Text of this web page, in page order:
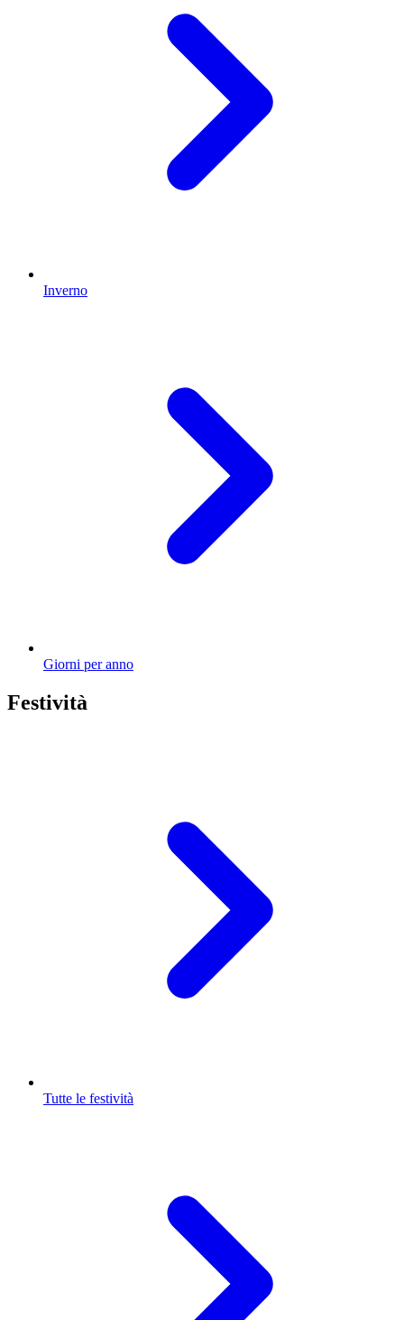
Inverno
Giorni per anno
Festività
Tutte le festività